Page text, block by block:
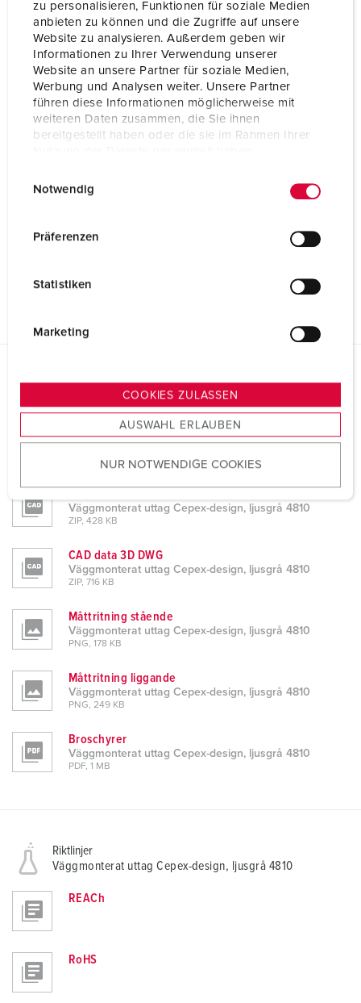
zu personalisieren, Funktionen für soziale Medien
anbieten zu können und die Zugriffe auf unsere
Website zu analysieren. Außerdem geben wir
Informationen zu Ihrer Verwendung unserer
Website an unsere Partner für soziale Medien,
Werbung und Analysen weiter. Unsere Partner
führen diese Informationen möglicherweise mit
weiteren Daten zusammen, die Sie ihnen
bereitgestellt haben oder die sie im Rahmen Ihrer
s
u
w
a
h
Notwendig
Präferenzen
Statistiken
Marketing
COOKIES ZULASSEN
AUSWAHL ERLAUBEN
NUR NOTWENDIGE COOKIES
Datablad och nedladdningar
Väggmonterat uttag Cepex-design, ljusgrå 4810
Informationsblad om produkten
Väggmonterat uttag Cepex-design, ljusgrå 4810
PDF, 444 KB
Väggmonterat uttag Cepex-design, ljusgrå 4810
ZIP, 428 KB
CAD data 3D DWG
Väggmonterat uttag Cepex-design, ljusgrå 4810
ZIP, 716 KB
Måttritning stående
Väggmonterat uttag Cepex-design, ljusgrå 4810
PNG, 178 KB
Måttritning liggande
Väggmonterat uttag Cepex-design, ljusgrå 4810
PNG, 249 KB
Broschyrer
Väggmonterat uttag Cepex-design, ljusgrå 4810
PDF, 1 MB
Riktlinjer
Väggmonterat uttag Cepex-design, ljusgrå 4810
REACh
RoHS